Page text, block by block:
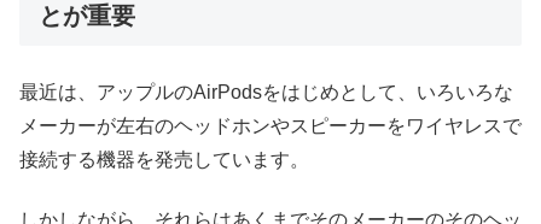
とが重要
最近は、アップルのAirPodsをはじめとして、いろいろな
メーカーが左右のヘッドホンやスピーカーをワイヤレスで
接続する機器を発売しています。